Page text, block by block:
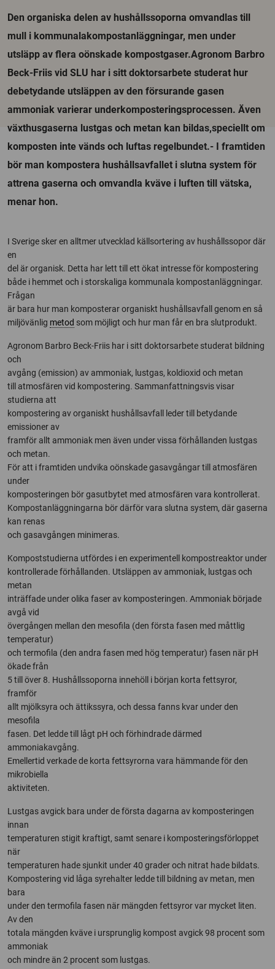
Den organiska delen av hushållssoporna omvandlas till
mull i kommunalakompostanläggningar, men under
utsläpp av flera oönskade kompostgaser.Agronom Barbro
Beck-Friis vid SLU har i sitt doktorsarbete studerat hur
debetydande utsläppen av den försurande gasen
ammoniak varierar underkomposteringsprocessen. Även
växthusgaserna lustgas och metan kan bildas,speciellt om
komposten inte vänds och luftas regelbundet.- I framtiden
bör man kompostera hushållsavfallet i slutna system för
attrena gaserna och omvandla kväve i luften till vätska,
menar hon.
I Sverige sker en alltmer utvecklad källsortering av hushållssopor där
en
del är organisk. Detta har lett till ett ökat intresse för kompostering
både i hemmet och i storskaliga kommunala kompostanläggningar.
Frågan
är bara hur man komposterar organiskt hushållsavfall genom en så
miljövänlig metod som möjligt och hur man får en bra slutprodukt.
Agronom Barbro Beck-Friis har i sitt doktorsarbete studerat bildning
och
avgång (emission) av ammoniak, lustgas, koldioxid och metan
till atmosfären vid kompostering. Sammanfattningsvis visar
studierna att
kompostering av organiskt hushållsavfall leder till betydande
emissioner av
framför allt ammoniak men även under vissa förhållanden lustgas
och metan.
För att i framtiden undvika oönskade gasavgångar till atmosfären
under
komposteringen bör gasutbytet med atmosfären vara kontrollerat.
Kompostanläggningarna bör därför vara slutna system, där gaserna
kan renas
och gasavgången minimeras.
Kompoststudierna utfördes i en experimentell kompostreaktor under
kontrollerade förhållanden. Utsläppen av ammoniak, lustgas och
metan
inträffade under olika faser av komposteringen. Ammoniak började
avgå vid
övergången mellan den mesofila (den första fasen med måttlig
temperatur)
och termofila (den andra fasen med hög temperatur) fasen när pH
ökade från
5 till över 8. Hushållssoporna innehöll i början korta fettsyror,
framför
allt mjölksyra och ättikssyra, och dessa fanns kvar under den
mesofila
fasen. Det ledde till lågt pH och förhindrade därmed
ammoniakavgång.
Emellertid verkade de korta fettsyrorna vara hämmande för den
mikrobiella
aktiviteten.
Lustgas avgick bara under de första dagarna av komposteringen
innan
temperaturen stigit kraftigt, samt senare i komposteringsförloppet
när
temperaturen hade sjunkit under 40 grader och nitrat hade bildats.
Kompostering vid låga syrehalter ledde till bildning av metan, men
bara
under den termofila fasen när mängden fettsyror var mycket liten.
Av den
totala mängden kväve i ursprunglig kompost avgick 98 procent som
ammoniak
och mindre än 2 procent som lustgas.